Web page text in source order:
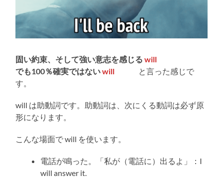
固い約束、そして強い意志を感じる will
でも100％確実ではないwill
と言った感じで
す。
will は助動詞です。助動詞は、次にくる動詞は必ず原
形になります。
こんな場面で will を使います。
電話が鳴った。「私が（電話に）出るよ」：I
will answer it.